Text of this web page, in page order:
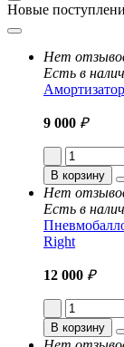
Новые
Нет
Есть в
9 000 ₽
В корзину
Нет
Есть в
Right
12 000 ₽
В корзину